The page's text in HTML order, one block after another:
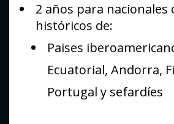
2 años para nacionales
históricos de:
Paises
Ecuatorial, Andorra,
Portugal y sefardíes